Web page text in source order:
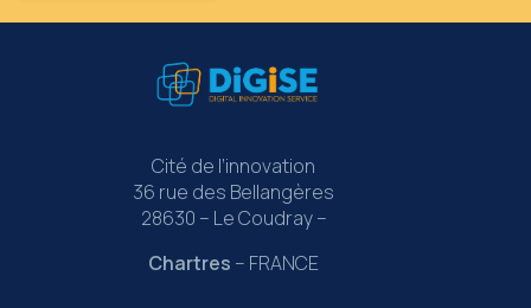
Cité de l’innovation
36 rue des Bellangères
28630 – Le Coudray –
Chartres – FRANCE